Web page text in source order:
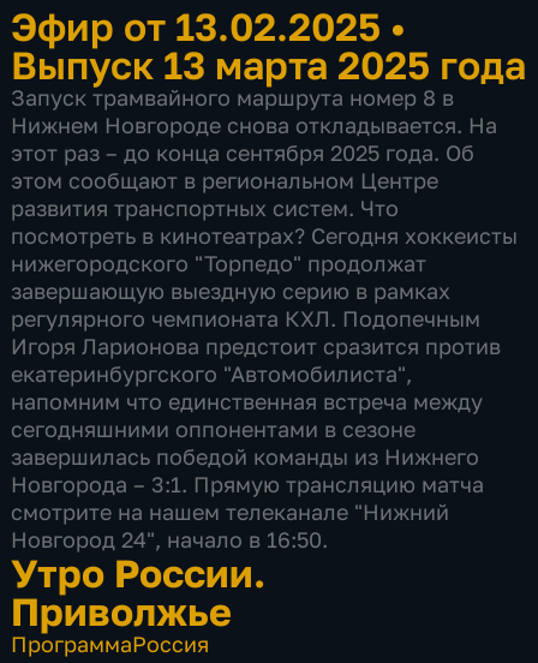
Эфир от 13.02.2025 •
Выпуск 13 марта 2025 года
Запуск трамвайного маршрута номер 8 в
Нижнем Новгороде снова откладывается. На
этот раз – до конца сентября 2025 года. Об
этом сообщают в региональном Центре
развития транспортных систем. Что
посмотреть в кинотеатрах? Сегодня хоккеисты
нижегородского "Торпедо" продолжат
завершающую выездную серию в рамках
регулярного чемпионата КХЛ. Подопечным
Игоря Ларионова предстоит сразится против
екатеринбургского "Автомобилиста",
напомним что единственная встреча между
сегодняшними оппонентами в сезоне
завершилась победой команды из Нижнего
Новгорода – 3:1. Прямую трансляцию матча
смотрите на нашем телеканале "Нижний
Новгород 24", начало в 16:50.
Утро России.
Приволжье
ПрограммаРоссия